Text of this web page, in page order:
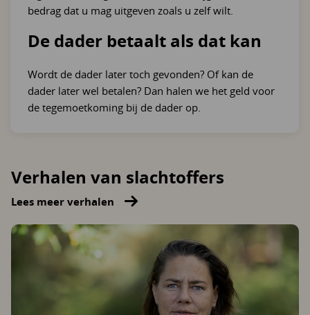
bedrag dat u mag uitgeven zoals u zelf wilt.
De dader betaalt als dat kan
Wordt de dader later toch gevonden? Of kan de
dader later wel betalen? Dan halen we het geld voor
de tegemoetkoming bij de dader op.
Verhalen van slachtoffers
Lees meer verhalen